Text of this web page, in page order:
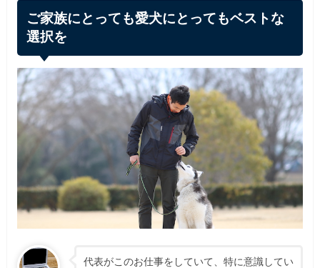
ご家族にとっても愛犬にとってもベストな
選択を
代表がこのお仕事をしていて、特に意識してい